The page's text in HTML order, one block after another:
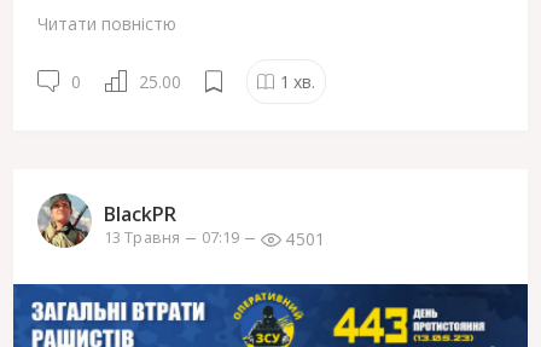
Читати повністю
0 25.00 1 хв.
BlackPR
13 Травня 07:19 4501